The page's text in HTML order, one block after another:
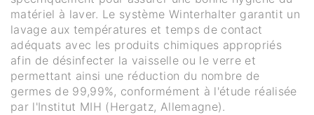
matériel à laver. Le système Winterhalter garantit un
lavage aux températures et temps de contact
adéquats avec les produits chimiques appropriés
afin de désinfecter la vaisselle ou le verre et
permettant ainsi une réduction du nombre de
germes de 99,99%, conformément à l'étude réalisée
par l'Institut MIH (Hergatz, Allemagne).